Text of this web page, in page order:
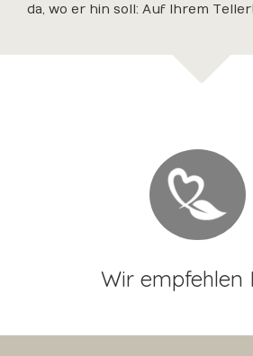
da, wo er hin soll: Auf Ihrem Teller!
Wir empfehlen